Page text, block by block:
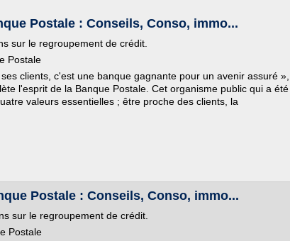
Postale : Conseils, Conso, immo...
sur le regroupement de crédit.
Postale
clients, c'est une banque gagnante pour un avenir assuré »,
l'esprit de la Banque Postale. Cet organisme public qui a été
valeurs essentielles ; être proche des clients, la
Postale : Conseils, Conso, immo...
sur le regroupement de crédit.
Postale